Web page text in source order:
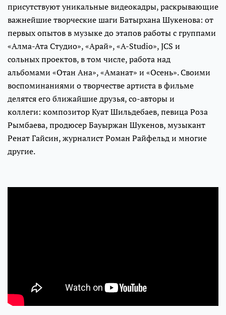
присутствуют уникальные видеокадры, раскрывающие
важнейшие творческие шаги Батырхана Шукенова: от
первых опытов в музыке до этапов работы с группами
«Алма-Ата Студио», «Арай», «A-Studio», JCS и
сольных проектов, в том числе, работа над
альбомами «Отан Ана», «Аманат» и «Осень». Своими
воспоминаниями о творчестве артиста в фильме
делятся его ближайшие друзья, со-авторы и
коллеги: композитор Куат Шильдебаев, певица Роза
Рымбаева, продюсер Бауыржан Шукенов, музыкант
Ренат Гайсин, журналист Роман Райфельд и многие
другие.